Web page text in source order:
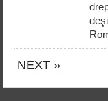
NEXT »